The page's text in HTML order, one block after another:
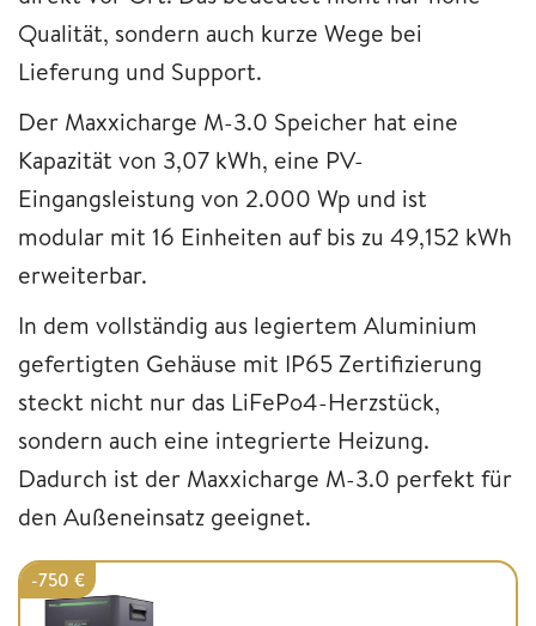
Qualität, sondern auch kurze Wege bei
Lieferung und Support.
Der Maxxicharge M-3.0 Speicher hat eine
Kapazität von 3,07 kWh, eine PV-
Eingangsleistung von 2.000 Wp und ist
modular mit 16 Einheiten auf bis zu 49,152 kWh
erweiterbar.
In dem vollständig aus legiertem Aluminium
gefertigten Gehäuse mit IP65 Zertifizierung
steckt nicht nur das LiFePo4-Herzstück,
sondern auch eine integrierte Heizung.
Dadurch ist der Maxxicharge M-3.0 perfekt für
den Außeneinsatz geeignet.
-750 €